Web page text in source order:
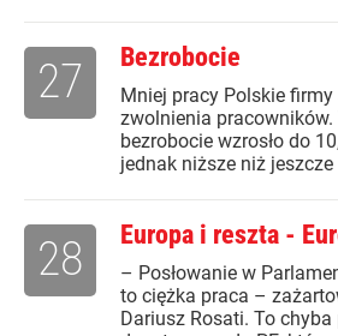
Bezrobocie
Mniej pracy Polskie firmy
zwolnienia pracowników.
bezrobocie wzrosło do
jednak niższe niż
27
Europa i reszta -
– Posłowanie w
to ciężka praca –
Dariusz Rosati. To chyba
28